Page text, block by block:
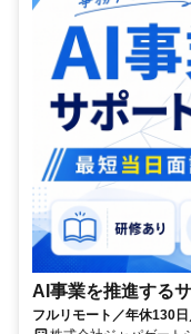
AI事業を推進する
フルリモート／年休130